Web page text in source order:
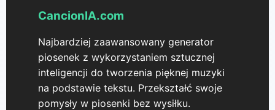
CancionIA.com
Najbardziej zaawansowany generator
piosenek z wykorzystaniem sztucznej
inteligencji do tworzenia pięknej muzyki
na podstawie tekstu. Przekształć swoje
pomysły w piosenki bez wysiłku.